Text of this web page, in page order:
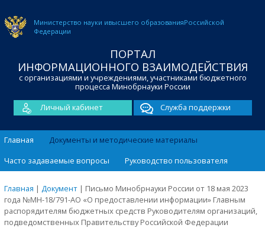
Министерство науки ивысшего образованияРоссийской
Федерации
ПОРТАЛ
ИНФОРМАЦИОННОГО ВЗАИМОДЕЙСТВИЯ
с организациями и учреждениями, участниками бюджетного
процесса Минобрнауки России
Личный кабинет
Служба поддержки
Главная
Документы и методические материалы
Часто задаваемые вопросы
Руководство пользователя
Главная | Документ | Письмо Минобрнауки России от 18 мая 2023
года №МН-18/791-АО «О предоставлении информации» Главным
распорядителям бюджетных средств Руководителям организаций,
подведомственных Правительству Российской Федерации